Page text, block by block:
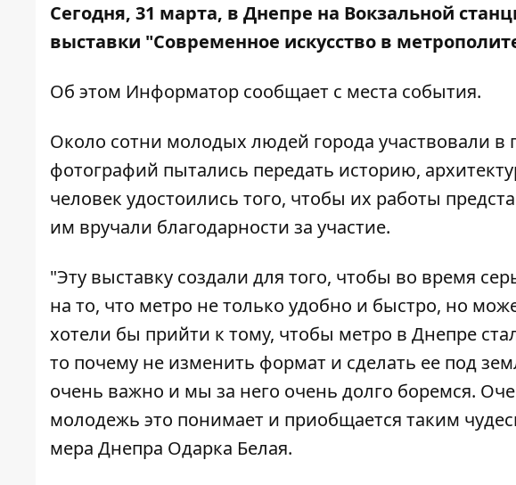
Сегодня, 31 марта, в Днепре на Вокзальной
выставки "Современное искусство в
Об этом Информатор сообщает с места события.
Около сотни молодых людей города участвовали
фотографий пытались передать историю,
человек удостоились того, чтобы их работы
им вручали благодарности за участие.
"Эту выставку создали для того, чтобы во время
на то, что метро не только удобно и быстро, но
хотели бы прийти к тому, чтобы метро в Днепре
то почему не изменить формат и сделать ее под
очень важно и мы за него очень долго боремся.
молодежь это понимает и приобщается таким
мера Днепра Одарка Белая.